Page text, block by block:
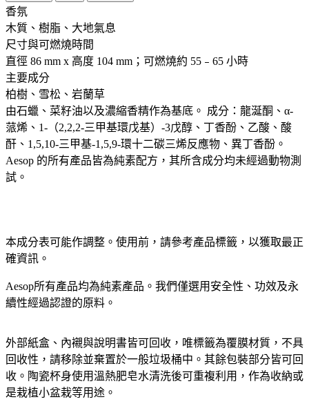
香氛 ​ ​
木質、樹脂、大地氣息
尺寸與可燃燒時間 ​
直徑 86 mm x 高度 104 mm；可燃燒約 55﹣65 小時
主要成分 ​
柏樹、雪松、岩蘭草
由石蠟、菜籽油以及濃縮香精作為基底。 成分：龍涎酮、α-
蒎烯、1-（2,2,2-三甲基環戊基）-3戊醇、丁香酚、乙酸、酸
酐、1,5,10-三甲基-1,5,9-環十二碳三烯反應物、異丁香酚。
Aesop 的所有產品皆為純素配方，其所含成分均未經過動物測
試。
本成分表可能作調整。使用前，請參考產品標籤，以獲取最正
確資訊。​
Aesop所有產品均為純素產品。我們僅選用安全性、功效及永
續性經過認證的原料。​
外部紙盒、內襯與說明書皆可回收，唯標籤為覆膜材質，不具
回收性，請移除並棄置於一般垃圾桶中。其餘包裝部分皆可回
收。陶瓷杯身使用溫熱肥皂水清洗後可重複利用，作為收納或
是栽植小盆栽等用途。​